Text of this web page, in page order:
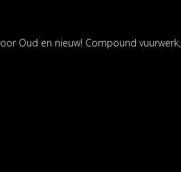
Oud en nieuw! Compound vuurwerk,